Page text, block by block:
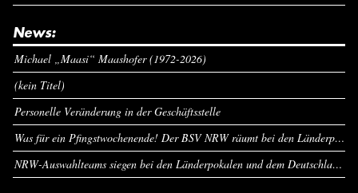
News:
Michael „Maasi“ Maashofer (1972-2026)
(kein Titel)
Personelle Veränderung in der Geschäftsstelle
Was für ein Pfingstwochenende! Der BSV NRW räumt bei den Länderpokalen ab
NRW-Auswahlteams siegen bei den Länderpokalen und dem Deutschlandcup an Pfingsten